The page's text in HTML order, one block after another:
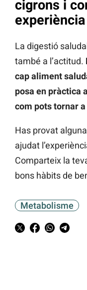
cigrons i
experiència
La digestió
també a l’actitud.
cap aliment
posa en pràctica
com pots tornar
Has provat
ajudat
Comparteix la
bons hàbits de
Metabolisme